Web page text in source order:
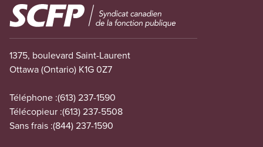
Image
1375, boulevard Saint-Laurent
Ottawa (Ontario) K1G 0Z7
Téléphone :(613) 237-1590
Télécopieur :(613) 237-5508
Sans frais :(844) 237-1590